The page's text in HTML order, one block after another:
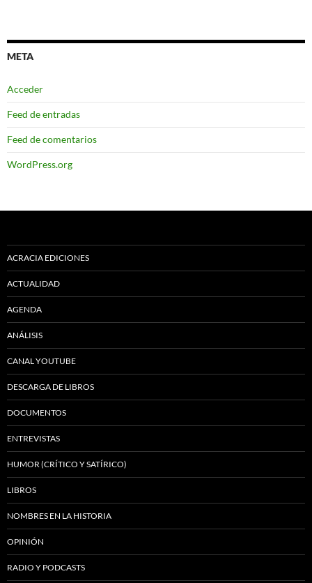
META
Acceder
Feed de entradas
Feed de comentarios
WordPress.org
ACRACIA EDICIONES
ACTUALIDAD
AGENDA
ANÁLISIS
CANAL YOUTUBE
DESCARGA DE LIBROS
DOCUMENTOS
ENTREVISTAS
HUMOR (CRÍTICO Y SATÍRICO)
LIBROS
NOMBRES EN LA HISTORIA
OPINIÓN
RADIO Y PODCASTS